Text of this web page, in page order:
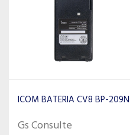
MOTOROLA BATERIA FRS